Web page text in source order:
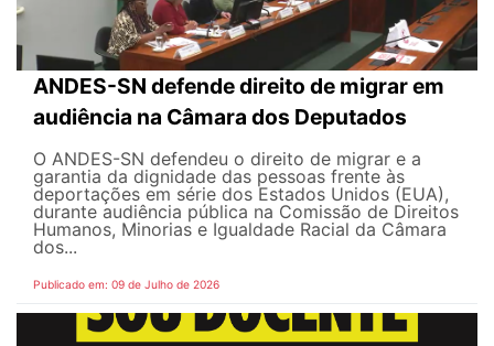
ANDES-SN defende direito de migrar em
audiência na Câmara dos Deputados
O ANDES-SN defendeu o direito de migrar e a
garantia da dignidade das pessoas frente às
deportações em série dos Estados Unidos (EUA),
durante audiência pública na Comissão de Direitos
Humanos, Minorias e Igualdade Racial da Câmara
dos...
Publicado em: 09 de Julho de 2026